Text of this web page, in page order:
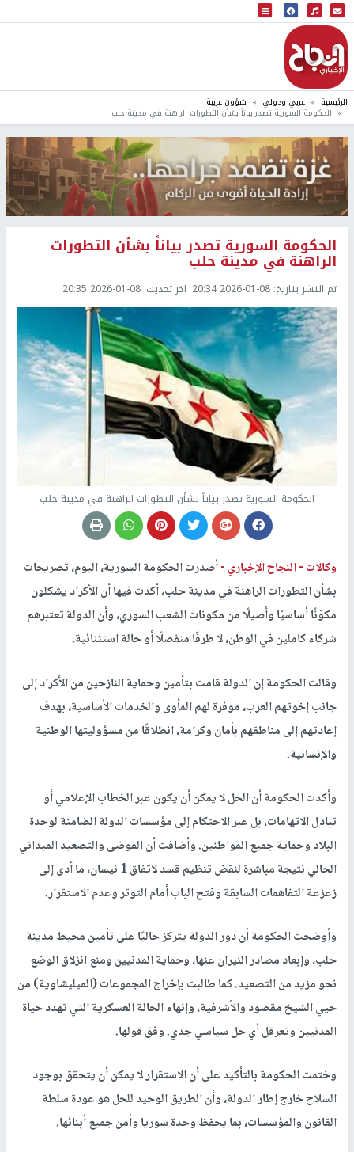
البث المباشر
إذاعة النجاح
الرئيسية عربي ودولي شؤون عربية
الحكومة السورية تصدر بياناً بشأن التطورات الراهنة في مدينة حلب
الحكومة السورية تصدر بياناً بشأن التطورات
الراهنة في مدينة حلب
تم النشر بتاريخ: 2026-01-08 20:34 اخر تحديث: 2026-01-08 20:35
الحكومة السورية تصدر بياناً بشأن التطورات الراهنة في مدينة حلب
وكالات -النجاح الإخباري -أصدرت الحكومة السورية، اليوم، تصريحات
بشأن التطورات الراهنة في مدينة حلب، أكدت فيها أن الأكراد يشكلون
مكوّنًا أساسيًا وأصيلًا من مكونات الشعب السوري، وأن الدولة تعتبرهم
شركاء كاملين في الوطن، لا طرفًا منفصلًا أو حالة استثنائية.
وقالت الحكومة إن الدولة قامت بتأمين وحماية النازحين من الأكراد إلى
جانب إخوتهم العرب، موفرة لهم المأوى والخدمات الأساسية، بهدف
إعادتهم إلى مناطقهم بأمان وكرامة، انطلاقًا من مسؤوليتها الوطنية
والإنسانية.
وأكدت الحكومة أن الحل لا يمكن أن يكون عبر الخطاب الإعلامي أو
تبادل الاتهامات، بل عبر الاحتكام إلى مؤسسات الدولة الضامنة لوحدة
البلاد وحماية جميع المواطنين. وأضافت أن الفوضى والتصعيد الميداني
الحالي نتيجة مباشرة لنقض تنظيم قسد لاتفاق 1 نيسان، ما أدى إلى
زعزعة التفاهمات السابقة وفتح الباب أمام التوتر وعدم الاستقرار.
وأوضحت الحكومة أن دور الدولة يتركز حاليًا على تأمين محيط مدينة
حلب، وإبعاد مصادر النيران عنها، وحماية المدنيين ومنع انزلاق الوضع
نحو مزيد من التصعيد. كما طالبت بإخراج المجموعات (الميليشاوية) من
حيي الشيخ مقصود والأشرفية، وإنهاء الحالة العسكرية التي تهدد حياة
المدنيين وتعرقل أي حل سياسي جدي. وفق قولها.
وختمت الحكومة بالتأكيد على أن الاستقرار لا يمكن أن يتحقق بوجود
السلاح خارج إطار الدولة، وأن الطريق الوحيد للحل هو عودة سلطة
القانون والمؤسسات، بما يحفظ وحدة سوريا وأمن جميع أبنائها.